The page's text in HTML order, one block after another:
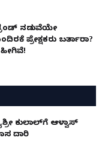
ನಡುವೆಯೇ
ಪ್ರೇಕ್ಷಕರು ಬರ್ತಾರಾ?
ಕುಲಾಲ್‌ಗೆ ಆಳ್ವಾಸ್
ದಾರಿ